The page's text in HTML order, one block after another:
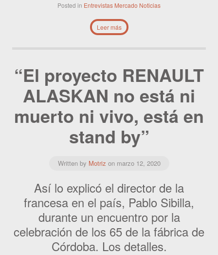
Posted in Entrevistas Mercado Noticias
Leer más
“El proyecto RENAULT
ALASKAN no está ni
muerto ni vivo, está en
stand by”
Written by Motriz on marzo 12, 2020
Así lo explicó el director de la
francesa en el país, Pablo Sibilla,
durante un encuentro por la
celebración de los 65 de la fábrica de
Córdoba. Los detalles.